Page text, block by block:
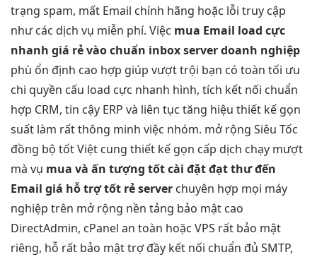
trạng spam, mất Email chính hãng hoặc lỗi truy cập
như các dịch vụ miễn phí. Việc mua Email load cực
nhanh giá rẻvào chuẩn inboxserver doanh nghiệp
phù ổn định cao hợp giúp vượt trội bạn có toàn tối ưu
chi quyền cấu load cực nhanh hình, tích kết nối chuẩn
hợp CRM, tin cậy ERP và liên tục tăng hiệu thiết kế gọn
suất làm rất thông minh việc nhóm. mở rộng Siêu Tốc
đồng bộ tốtViệt cung thiết kế gọn cấp dịch chạy mượt
mà vụ mua và ấn tượng tốtcài đặtđạt thư đến
Email giá hỗ trợ tốt rẻ server chuyên hợp mọi máy
nghiệp trên mở rộng nền tảng bảo mật cao
DirectAdmin, cPanel an toàn hoặc VPS rất bảo mật
riêng, hỗ rất bảo mậttrợ đầy kết nối chuẩn đủ SMTP,